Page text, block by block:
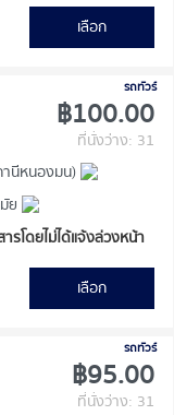
เลือก
รถทัวร์
฿100.00
ที่นั่งว่าง: 31
นีหนองมน)
ย
รโดยไม่ได้แจ้งล่วงหน้า
เลือก
รถทัวร์
฿95.00
ที่นั่งว่าง: 31